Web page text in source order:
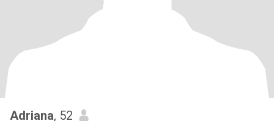
Adriana, 52